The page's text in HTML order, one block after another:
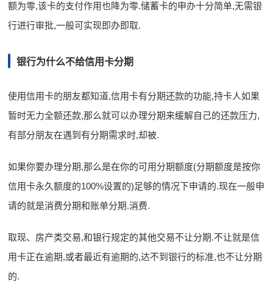
额为零,该卡的支付作用也降为零.储蓄卡的申办十分简单,无需银
行进行审批,一般可实现即办即取.
银行为什么不给信用卡分期
使用信用卡的朋友都知道,信用卡有分期还款的功能,持卡人如果
暂时无力全额还款,那么就可以办理分期来缓解自己的还款压力,
有部分朋友在遇到有分期需求时,却被.
如果你要办理分期,那么是在你的可用分期额度(分期额度是按你
信用卡永久额度的100%设置的)足够的情况下申请的.现在一般申
请的就是消费分期和账单分期.消费.
取现、房产类交易,和银行规定的其他交易不让分期.不让就是信
用卡正在逾期,或者最近有逾期的,达不到银行的标准,也不让分期
的.